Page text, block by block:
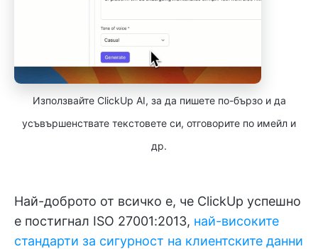
Използвайте ClickUp AI, за да пишете по-бързо и да
усъвършенствате текстовете си, отговорите по имейл и
др.
Най-доброто от всичко е, че ClickUp успешно
е постигнал ISO 27001:2013, най-високите
стандарти за сигурност на клиентските данни